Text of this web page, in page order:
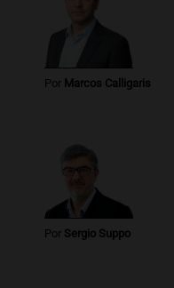
Por Marcos Calligaris
Por Sergio Suppo